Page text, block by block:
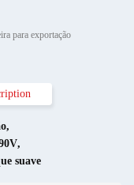
para exportação
,
,
suave